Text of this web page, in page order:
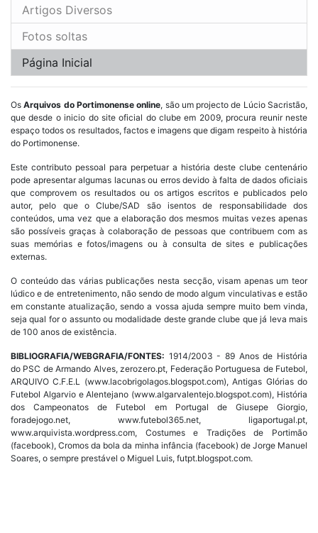
Artigos Diversos
Fotos soltas
Página Inicial
OsArquivos do Portimonense online, são um projecto de Lúcio Sacristão,
que desde o inicio do site oficial do clube em 2009, procura reunir neste
espaço todos os resultados, factos e imagens que digam respeito à história
do Portimonense.
Este contributo pessoal para perpetuar a história deste clube centenário
pode apresentar algumas lacunas ou erros devido à falta de dados oficiais
que comprovem os resultados ou os artigos escritos e publicados pelo
autor, pelo que o Clube/SAD são isentos de responsabilidade dos
conteúdos, uma vez que a elaboração dos mesmos muitas vezes apenas
são possíveis graças à colaboração de pessoas que contribuem com as
suas memórias e fotos/imagens ou à consulta de sites e publicações
externas.
O conteúdo das várias publicações nesta secção, visam apenas um teor
lúdico e de entretenimento, não sendo de modo algum vinculativas e estão
em constante atualização, sendo a vossa ajuda sempre muito bem vinda,
seja qual for o assunto ou modalidade deste grande clube que já leva mais
de 100 anos de existência.
BIBLIOGRAFIA/WEBGRAFIA/FONTES: 1914/2003 - 89 Anos de História
do PSC de Armando Alves, zerozero.pt, Federação Portuguesa de Futebol,
ARQUIVO C.F.E.L (www.lacobrigolagos.blogspot.com), Antigas Glórias do
Futebol Algarvio e Alentejano (www.algarvalentejo.blogspot.com), História
dos Campeonatos de Futebol em Portugal de Giusepe Giorgio,
foradejogo.net, www.futebol365.net, ligaportugal.pt,
www.arquivista.wordpress.com, Costumes e Tradições de Portimão
(facebook), Cromos da bola da minha infância (facebook) de Jorge Manuel
Soares, o sempre prestável o Miguel Luis, futpt.blogspot.com.